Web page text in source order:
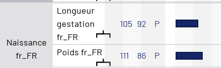
Naissance
fr_FR
Longueur
gestation
fr_FR
105 92 P
Poids fr_FR 111 86
P